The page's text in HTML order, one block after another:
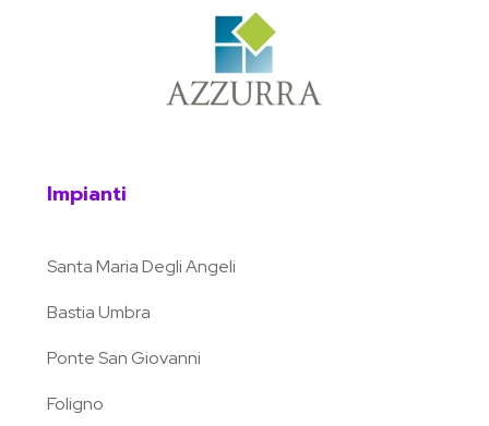
Impianti
Santa Maria Degli Angeli
Bastia Umbra
Ponte San Giovanni
Foligno